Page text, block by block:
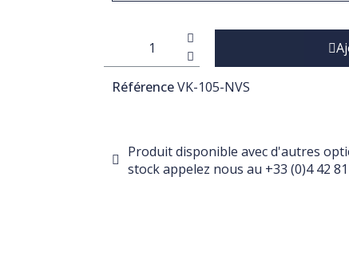
RéférenceVK-105-NVS
Produit disponible avec d'autres
stock appelez nous au +33 (0)4 42